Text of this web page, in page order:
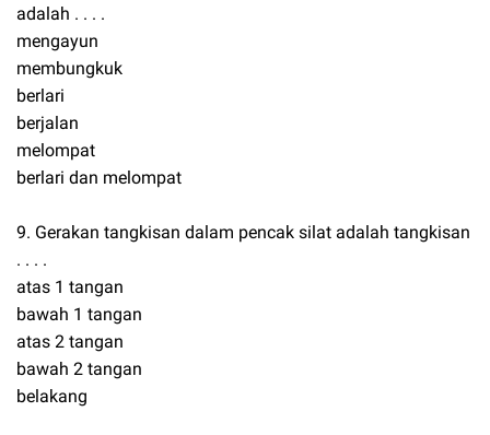
adalah . . . .
mengayun
membungkuk
berlari
berjalan
melompat
berlari dan melompat
9. Gerakan tangkisan dalam pencak silat adalah tangkisan
. . . .
atas 1 tangan
bawah 1 tangan
atas 2 tangan
bawah 2 tangan
belakang